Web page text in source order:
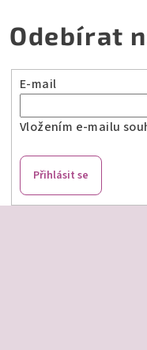
Odebírat
E-mail
Vložením e-mailu
Přihlásit se